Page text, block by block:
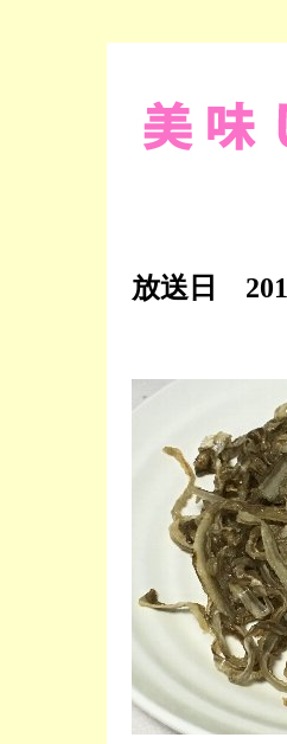
放送日